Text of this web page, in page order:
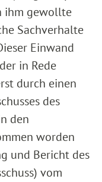
ihm gewollte
Sachverhalte
Einwand
in Rede
durch einen
des
den
worden
und Bericht des
vom